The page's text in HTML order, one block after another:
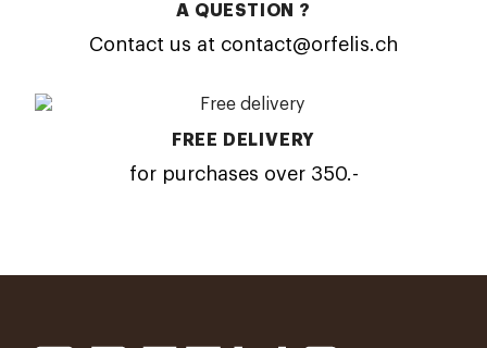
A QUESTION ?
Contact us at contact@orfelis.ch
FREE DELIVERY
for purchases over 350.-